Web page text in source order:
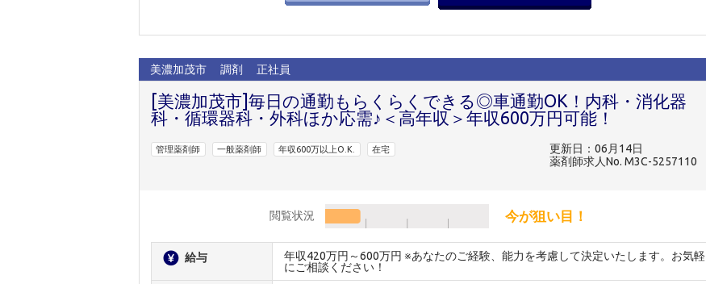
美濃加茂市 調剤 正社員
[美濃加茂市]毎日の通勤もらくらくできる◎車通勤OK！内科・消化器
科・循環器科・外科ほか応需♪＜高年収＞年収600万円可能！
管理薬剤師 一般薬剤師 年収600万以上O.K. 在宅
更新日：06月14日
薬剤師求人No. M3C-5257110
閲覧状況 今が狙い目！
給与
年収420万円～600万円 ※あなたのご経験、能力を考慮して決定いたします。お気軽
にご相談ください！